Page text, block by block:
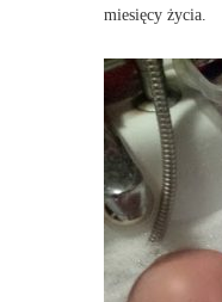
miesięcy życia.